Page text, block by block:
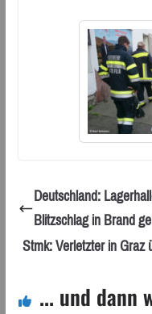
Deutschland:
Blitzschlag in Brand
Stmk: Verletzter in
... und dann